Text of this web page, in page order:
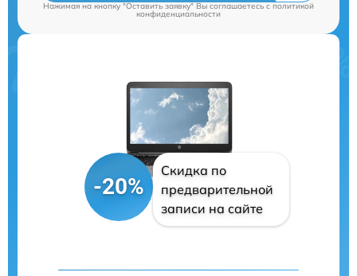
Нажимая на кнопку "Оставить заявку" Вы соглашаетесь cполитикой
конфиденциальности
-20%
Скидка по
предварительной
записи на сайте